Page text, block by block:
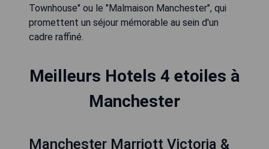
Townhouse" ou le "Malmaison Manchester", qui
promettent un séjour mémorable au sein d'un
cadre raffiné.
Meilleurs Hotels 4 etoiles à
Manchester
Manchester Marriott Victoria &